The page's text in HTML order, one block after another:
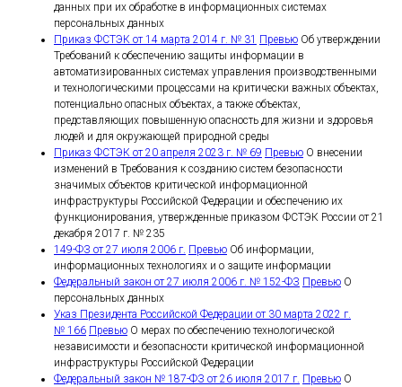
данных при их обработке в информационных системах
персональных данных
Приказ ФСТЭК от 14 марта 2014 г. № 31 Превью Об утверждении
Требований к обеспечению защиты информации в
автоматизированных системах управления производственными
и технологическими процессами на критически важных объектах,
потенциально опасных объектах, а также объектах,
представляющих повышенную опасность для жизни и здоровья
людей и для окружающей природной среды
Приказ ФСТЭК от 20 апреля 2023 г. № 69 Превью О внесении
изменений в Требования к созданию систем безопасности
значимых объектов критической информационной
инфраструктуры Российской Федерации и обеспечению их
функционирования, утвержденные приказом ФСТЭК России от 21
декабря 2017 г. № 235
149-ФЗ от 27 июля 2006 г. Превью Об информации,
информационных технологиях и о защите информации
Федеральный закон от 27 июля 2006 г. № 152-ФЗ Превью О
персональных данных
Указ Президента Российской Федерации от 30 марта 2022 г.
№ 166 Превью О мерах по обеспечению технологической
независимости и безопасности критической информационной
инфраструктуры Российской Федерации
Федеральный закон № 187-ФЗ от 26 июля 2017 г. Превью О